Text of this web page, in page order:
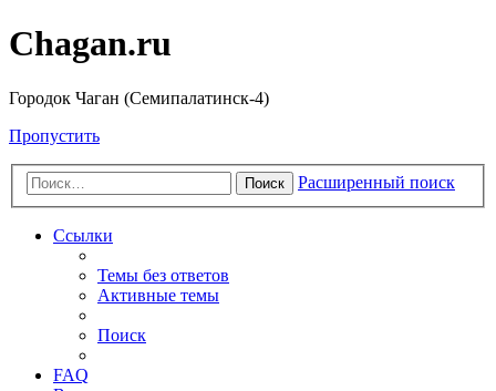
Chagan.ru
Городок Чаган (Семипалатинск-4)
Пропустить
Поиск Расширенный поиск
Ссылки
Темы без ответов
Активные темы
Поиск
FAQ